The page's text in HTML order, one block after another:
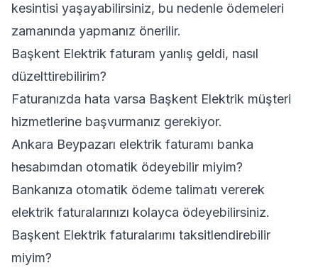
kesintisi yaşayabilirsiniz, bu nedenle ödemeleri
zamanında yapmanız önerilir.
Başkent Elektrik faturam yanlış geldi, nasıl
düzelttirebilirim?
Faturanızda hata varsa Başkent Elektrik müşteri
hizmetlerine başvurmanız gerekiyor.
Ankara Beypazarı elektrik faturamı banka
hesabımdan otomatik ödeyebilir miyim?
Bankanıza otomatik ödeme talimatı vererek
elektrik faturalarınızı kolayca ödeyebilirsiniz.
Başkent Elektrik faturalarımı taksitlendirebilir
miyim?